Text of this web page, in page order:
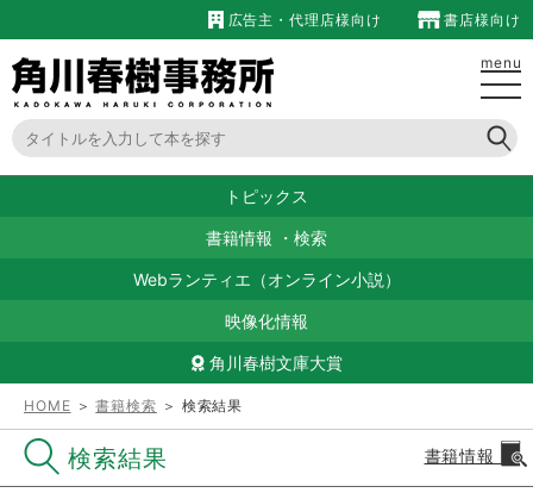
広告主・代理店様向け 書店様向け
menu
トピックス
書籍情報 ・ 検索
Webランティエ（オンライン小説）
映像化情報
角川春樹文庫大賞
HOME ＞書籍検索 ＞ 検索結果
検索結果 書籍情報